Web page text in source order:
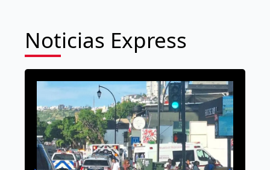
Noticias Express